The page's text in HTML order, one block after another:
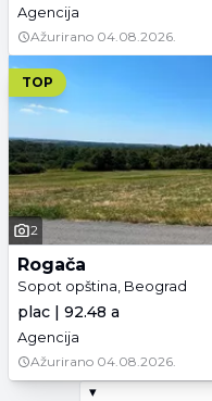
Agencija
Ažurirano 04.08.2026.
TOP
2
Rogača
Sopot opština, Beograd
plac | 92.48 a
Agencija
Ažurirano 04.08.2026.
▾